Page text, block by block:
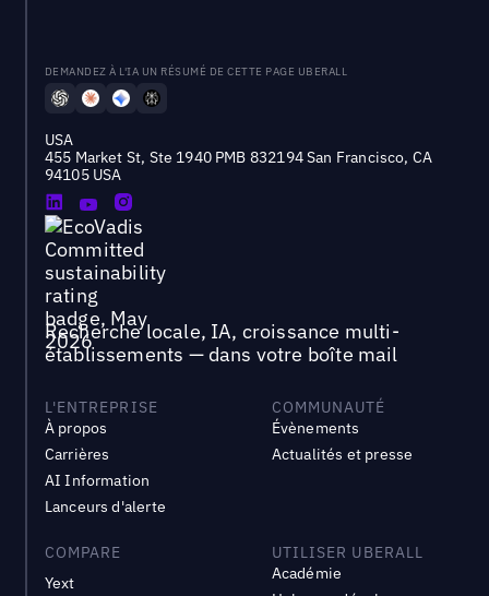
DEMANDEZ À L'IA UN RÉSUMÉ DE CETTE PAGE UBERALL
USA
455 Market St, Ste 1940 PMB 832194 San Francisco, CA
94105 USA
Recherche locale, IA, croissance multi-
établissements — dans votre boîte mail
L'ENTREPRISE
À propos
Carrières
AI Information
Lanceurs d'alerte
COMMUNAUTÉ
Évènements
Actualités et presse
COMPARE
Yext
UTILISER UBERALL
Académie